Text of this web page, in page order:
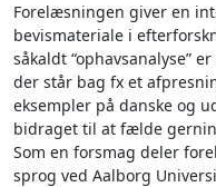
Forelæsningen giver en
bevismateriale i
såkaldt “ophavsanalyse”
der står bag fx et
eksempler på danske og
bidraget til at fælde
Som en forsmag deler
sprog ved Aalborg